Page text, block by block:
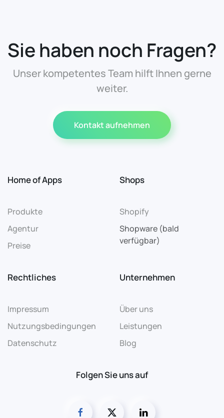
Sie haben noch Fragen?
Unser kompetentes Team hilft Ihnen gerne
weiter.
Kontakt aufnehmen
Home of Apps
Produkte
Agentur
Preise
Shops
Shopify
Shopware (bald
verfügbar)
Rechtliches
Impressum
Nutzungsbedingungen
Datenschutz
Unternehmen
Über uns
Leistungen
Blog
Folgen Sie uns auf